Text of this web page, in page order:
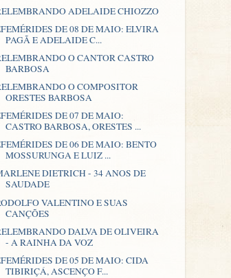
ADELAIDE CHIOZZO
DE 08 DE MAIO: ELVIRA
PAGÃ E ADELAIDE C...
O CANTOR CASTRO
BARBOSA
O COMPOSITOR
ORESTES BARBOSA
DE 07 DE MAIO:
CASTRO BARBOSA, ORESTES ...
DE 06 DE MAIO: BENTO
MOSSURUNGA E LUIZ ...
DIETRICH - 34 ANOS DE
SAUDADE
VALENTINO E SUAS
CANÇÕES
DALVA DE OLIVEIRA
- A RAINHA DA VOZ
DE 05 DE MAIO: CIDA
TIBIRIÇÁ, ASCENÇO F...